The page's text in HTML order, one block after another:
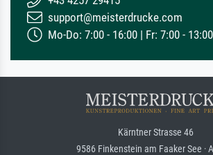
support@meisterdrucke.com
Mo-Do: 7:00 - 16:00 | Fr: 7:00 - 13:00
Kärntner Strasse 46
9586 Finkenstein am Faaker See ·